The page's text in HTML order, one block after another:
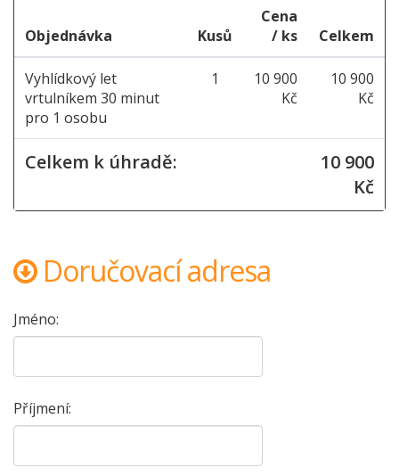
Objednávka Kusů
Cena
/ ks
Celkem
Vyhlídkový let
vrtulníkem 30 minut
pro 1 osobu
1
10 900
Kč
10 900
Kč
Celkem k úhradě:
10 900
Kč
Doručovací adresa
Jméno:
Příjmení: